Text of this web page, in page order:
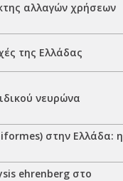
αλλαγών χρήσεων
της Ελλάδας
νευρώνα
στην Ελλάδα: η
ehrenberg στο